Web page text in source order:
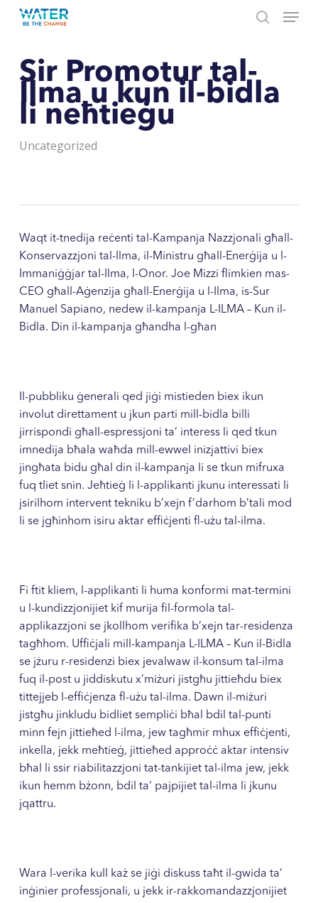
content
Menu
Sir Promotur tal-
Ilma u kun il-bidla
li neħtieġu
Uncategorized
Waqt it-tnedija reċenti tal-Kampanja Nazzjonali għall-
Konservazzjoni tal-Ilma, il-Ministru għall-Enerġija u l-
Immaniġġjar tal-Ilma, l-Onor. Joe Mizzi flimkien mas-
CEO għall-Aġenzija għall-Enerġija u l-Ilma, is-Sur
Manuel Sapiano, nedew il-kampanja L-ILMA – Kun il-
Bidla. Din il-kampanja għandha l-għan
Il-pubbliku ġenerali qed jiġi mistieden biex ikun
involut direttament u jkun parti mill-bidla billi
jirrispondi għall-espressjoni ta’ interess li qed tkun
imnedija bħala waħda mill-ewwel inizjattivi biex
jingħata bidu għal din il-kampanja li se tkun mifruxa
fuq tliet snin. Jeħtieġ li l-applikanti jkunu interessati li
jsirilhom intervent tekniku b’xejn f’darhom b’tali mod
li se jgħinhom isiru aktar effiċjenti fl-użu tal-ilma.
Fi ftit kliem, l-applikanti li huma konformi mat-termini
u l-kundizzjonijiet kif murija fil-formola tal-
applikazzjoni se jkollhom verifika b’xejn tar-residenza
tagħhom. Uffiċjali mill-kampanja L-ILMA – Kun il-Bidla
se jżuru r-residenzi biex jevalwaw il-konsum tal-ilma
fuq il-post u jiddiskutu x’miżuri jistgħu jittieħdu biex
tittejjeb l-effiċjenza fl-użu tal-ilma. Dawn il-miżuri
jistgħu jinkludu bidliet sempliċi bħal bdil tal-punti
minn fejn jittieħed l-ilma, jew tagħmir mhux effiċjenti,
inkella, jekk meħtieġ, jittieħed approċċ aktar intensiv
bħal li ssir riabilitazzjoni tat-tankijiet tal-ilma jew, jekk
ikun hemm bżonn, bdil ta’ pajpijiet tal-ilma li jkunu
jqattru.
Wara l-verika kull każ se jiġi diskuss taħt il-gwida ta’
inġinier professjonali, u jekk ir-rakkomandazzjonijiet